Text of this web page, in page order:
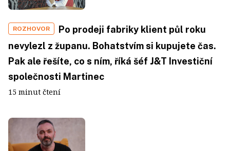
ROZHOVOR
Po prodeji fabriky klient půl roku
nevylezl z županu. Bohatstvím si kupujete čas.
Pak ale řešíte, co s ním, říká šéf J&T Investiční
společnosti Martinec
15 minut čtení